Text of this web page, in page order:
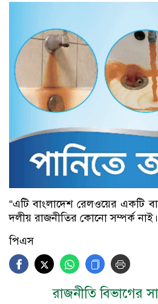
“এটি বাংলাদেশ রেলওয়ের একটি
দলীয় রাজনীতির কোনো সম্পর্ক
পিএস
রাজনীতি বিভাগের